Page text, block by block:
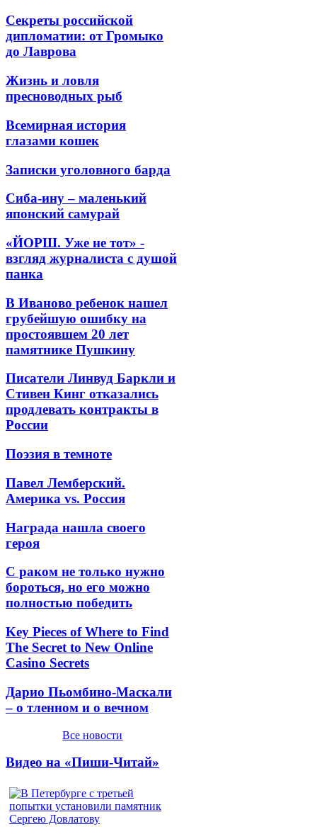
Секреты российской
дипломатии: от Громыко
до Лаврова
Жизнь и ловля
пресноводных рыб
Всемирная история
глазами кошек
Записки уголовного барда
Сиба-ину – маленький
японский самурай
«ЙОРШ. Уже не тот» -
взгляд журналиста с душой
панка
В Иваново ребенок нашел
грубейшую ошибку на
простоявшем 20 лет
памятнике Пушкину
Писатели Линвуд Баркли и
Стивен Кинг отказались
продлевать контракты в
России
Поэзия в темноте
Павел Лемберский.
Америка vs. Россия
Награда нашла своего
героя
С раком не только нужно
бороться, но его можно
полностью победить
Key Pieces of Where to Find
The Secret to New Online
Casino Secrets
Дарио Пьомбино-Маскали
– о тленном и о вечном
Все новости
Видео на «Пиши-Читай»